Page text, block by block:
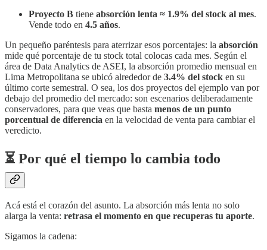
Proyecto B tiene absorción lenta ≈ 1.9% del stock al mes.
Vende todo en 4.5 años.
Un pequeño paréntesis para aterrizar esos porcentajes: la absorción
mide qué porcentaje de tu stock total colocas cada mes. Según el
área de Data Analytics de ASEI, la absorción promedio mensual en
Lima Metropolitana se ubicó alrededor de 3.4% del stock en su
último corte semestral. O sea, los dos proyectos del ejemplo van por
debajo del promedio del mercado: son escenarios deliberadamente
conservadores, para que veas que basta menos de un punto
porcentual de diferencia en la velocidad de venta para cambiar el
veredicto.
⏳ Por qué el tiempo lo cambia todo
Acá está el corazón del asunto. La absorción más lenta no solo
alarga la venta: retrasa el momento en que recuperas tu aporte.
Sigamos la cadena: